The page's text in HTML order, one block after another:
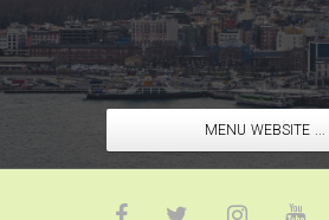
MENU WEBSITE ...